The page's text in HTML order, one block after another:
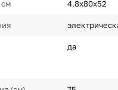
4.8х80х52
да